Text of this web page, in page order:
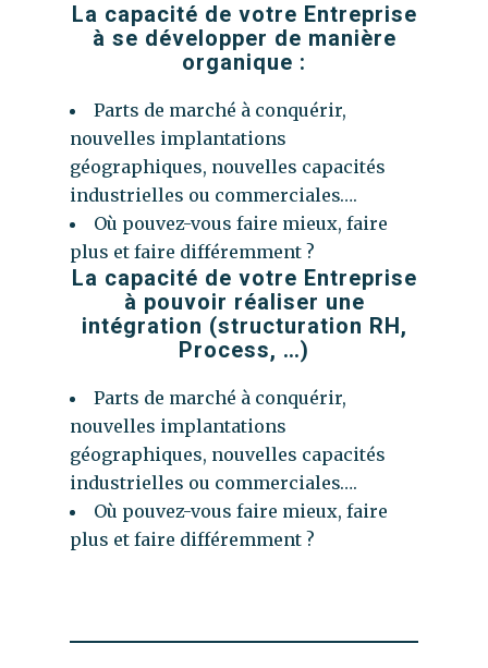
La capacité de votre Entreprise
à se développer de manière
organique :
Parts de marché à conquérir,
nouvelles implantations
géographiques, nouvelles capacités
industrielles ou commerciales….
Où pouvez-vous faire mieux, faire
plus et faire différemment ?
La capacité de votre Entreprise
à pouvoir réaliser une
intégration (structuration RH,
Process, …)
Parts de marché à conquérir,
nouvelles implantations
géographiques, nouvelles capacités
industrielles ou commerciales….
Où pouvez-vous faire mieux, faire
plus et faire différemment ?